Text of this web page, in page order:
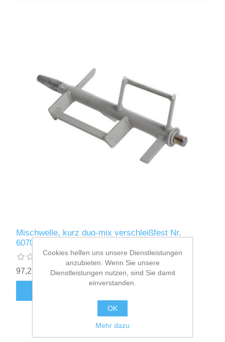
Mischwelle, kurz duo-mix verschleißfest Nr.
607061
97,22€ inkl. Mwst. zzgl.Versand
Cookies helfen uns unsere Dienstleistungen
anzubieten. Wenn Sie unsere
Dienstleistungen nutzen, sind Sie damit
einverstanden.
OK
Mehr dazu